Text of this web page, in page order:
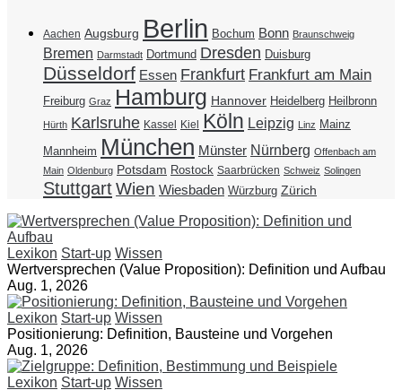
Aachen Augsburg Berlin Bochum Bonn Braunschweig
Bremen Darmstadt Dortmund Dresden Duisburg
Düsseldorf Essen Frankfurt Frankfurt am Main
Freiburg Graz Hamburg Hannover Heidelberg Heilbronn
Hürth Karlsruhe Kassel Kiel Köln Leipzig Linz Mainz
Mannheim München Münster Nürnberg Offenbach am
Main Oldenburg Potsdam Rostock Saarbrücken Schweiz Solingen
StuttgartWien Wiesbaden Würzburg Zürich
Lexikon Start-up Wissen
Wertversprechen (Value Proposition): Definition und Aufbau
Aug. 1, 2026
Lexikon Start-up Wissen
Positionierung: Definition, Bausteine und Vorgehen
Aug. 1, 2026
Lexikon Start-up Wissen